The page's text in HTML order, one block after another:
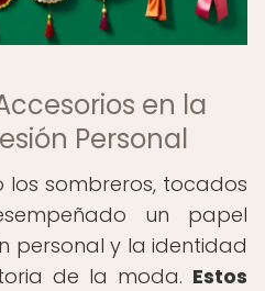
en la
Personal
los sombreros, tocados
un papel
personal y la identidad
de la moda. Estos